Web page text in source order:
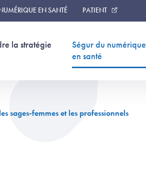
EN SANTÉ PATIENT
la stratégie
Ségur du numérique
en santé
sages-femmes et les professionnels